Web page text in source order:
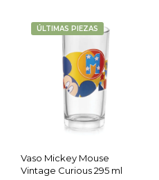
ÚLTIMAS PIEZAS
Vaso Mickey Mouse
Vintage Curious 295 ml